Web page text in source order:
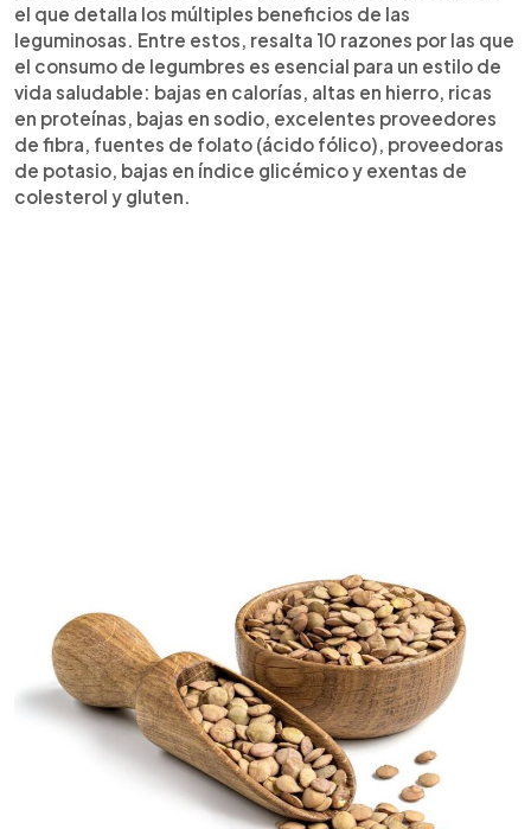
el que detalla los múltiples beneficios de las
leguminosas. Entre estos, resalta 10 razones por las que
el consumo de legumbres es esencial para un estilo de
vida saludable: bajas en calorías, altas en hierro, ricas
en proteínas, bajas en sodio, excelentes proveedores
de fibra, fuentes de folato (ácido fólico), proveedoras
de potasio, bajas en índice glicémico y exentas de
colesterol y gluten.